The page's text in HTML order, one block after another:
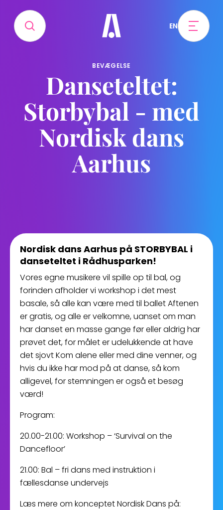
EN
BEVÆGELSE
Danseteltet:
Storbybal - med
Nordisk dans
Aarhus
Nordisk dans Aarhus på STORBYBAL i
danseteltet i Rådhusparken!
Vores egne musikere vil spille op til bal, og
forinden afholder vi workshop i det mest
basale, så alle kan være med til ballet Aftenen
er gratis, og alle er velkomne, uanset om man
har danset en masse gange før eller aldrig har
prøvet det, for målet er udelukkende at have
det sjovt Kom alene eller med dine venner, og
hvis du ikke har mod på at danse, så kom
alligevel, for stemningen er også et besøg
værd!
Program:
20.00-21.00: Workshop – ‘Survival on the
Dancefloor’
21.00: Bal – fri dans med instruktion i
fællesdanse undervejs
Læs mere om konceptet Nordisk Dans på: